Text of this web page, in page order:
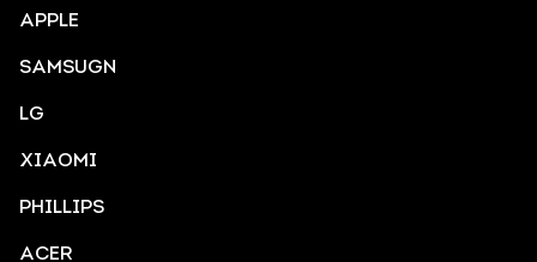
APPLE
SAMSUGN
LG
XIAOMI
PHILLIPS
ACER